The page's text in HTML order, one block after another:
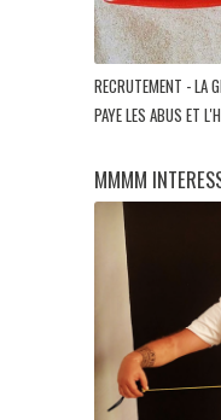
RECRUTEMENT - LA
PAYE LES ABUS ET
MMMM